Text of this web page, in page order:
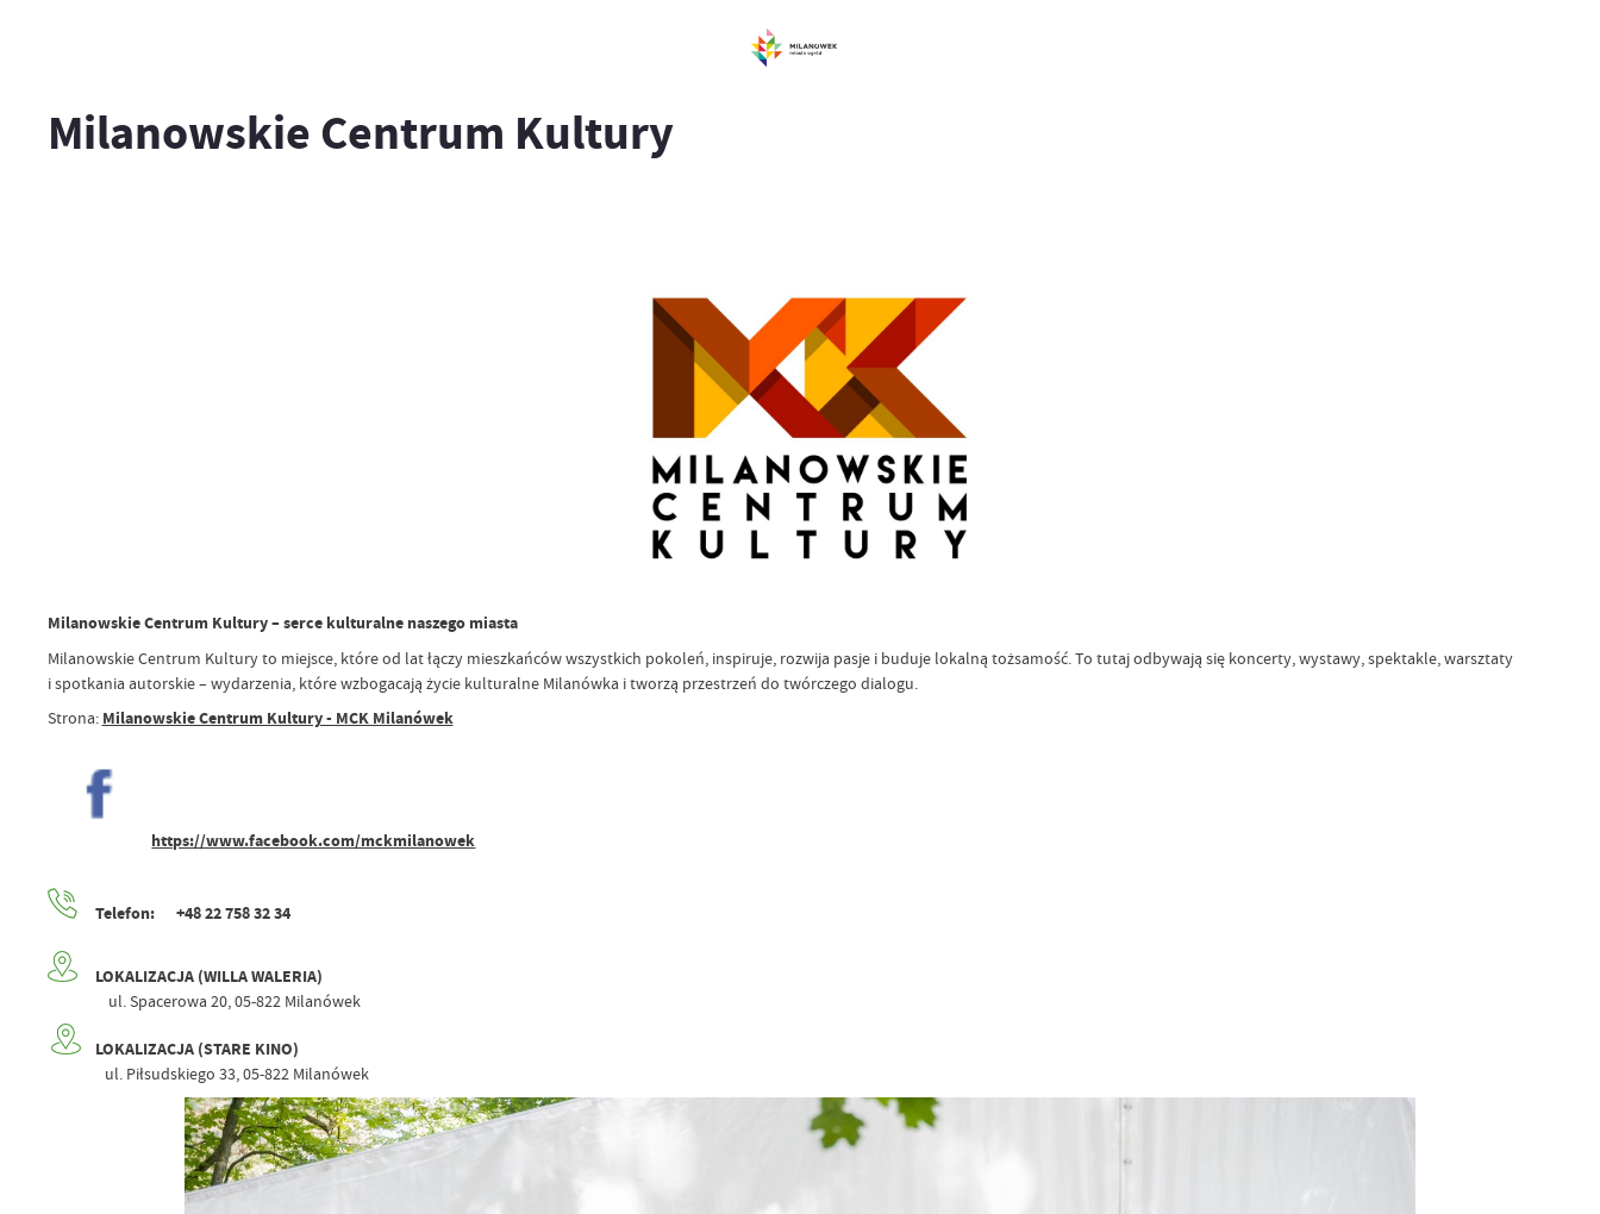
Milanowskie Centrum Kultury
Milanowskie Centrum Kultury – serce kulturalne naszego miasta
Milanowskie Centrum Kultury to miejsce, które od lat łączy mieszkańców wszystkich pokoleń, inspiruje, rozwija pasje i buduje lokalną tożsamość. To tutaj odbywają się koncerty, wystawy, spektakle, warsztaty
i spotkania autorskie – wydarzenia, które wzbogacają życie kulturalne Milanówka i tworzą przestrzeń do twórczego dialogu.
Strona: Milanowskie Centrum Kultury - MCK Milanówek
https://www.facebook.com/mckmilanowek
Telefon: +48 22 758 32 34
LOKALIZACJA (WILLA WALERIA)
ul. Spacerowa 20, 05-822 Milanówek
LOKALIZACJA (STARE KINO)
ul. Piłsudskiego 33, 05-822 Milanówek